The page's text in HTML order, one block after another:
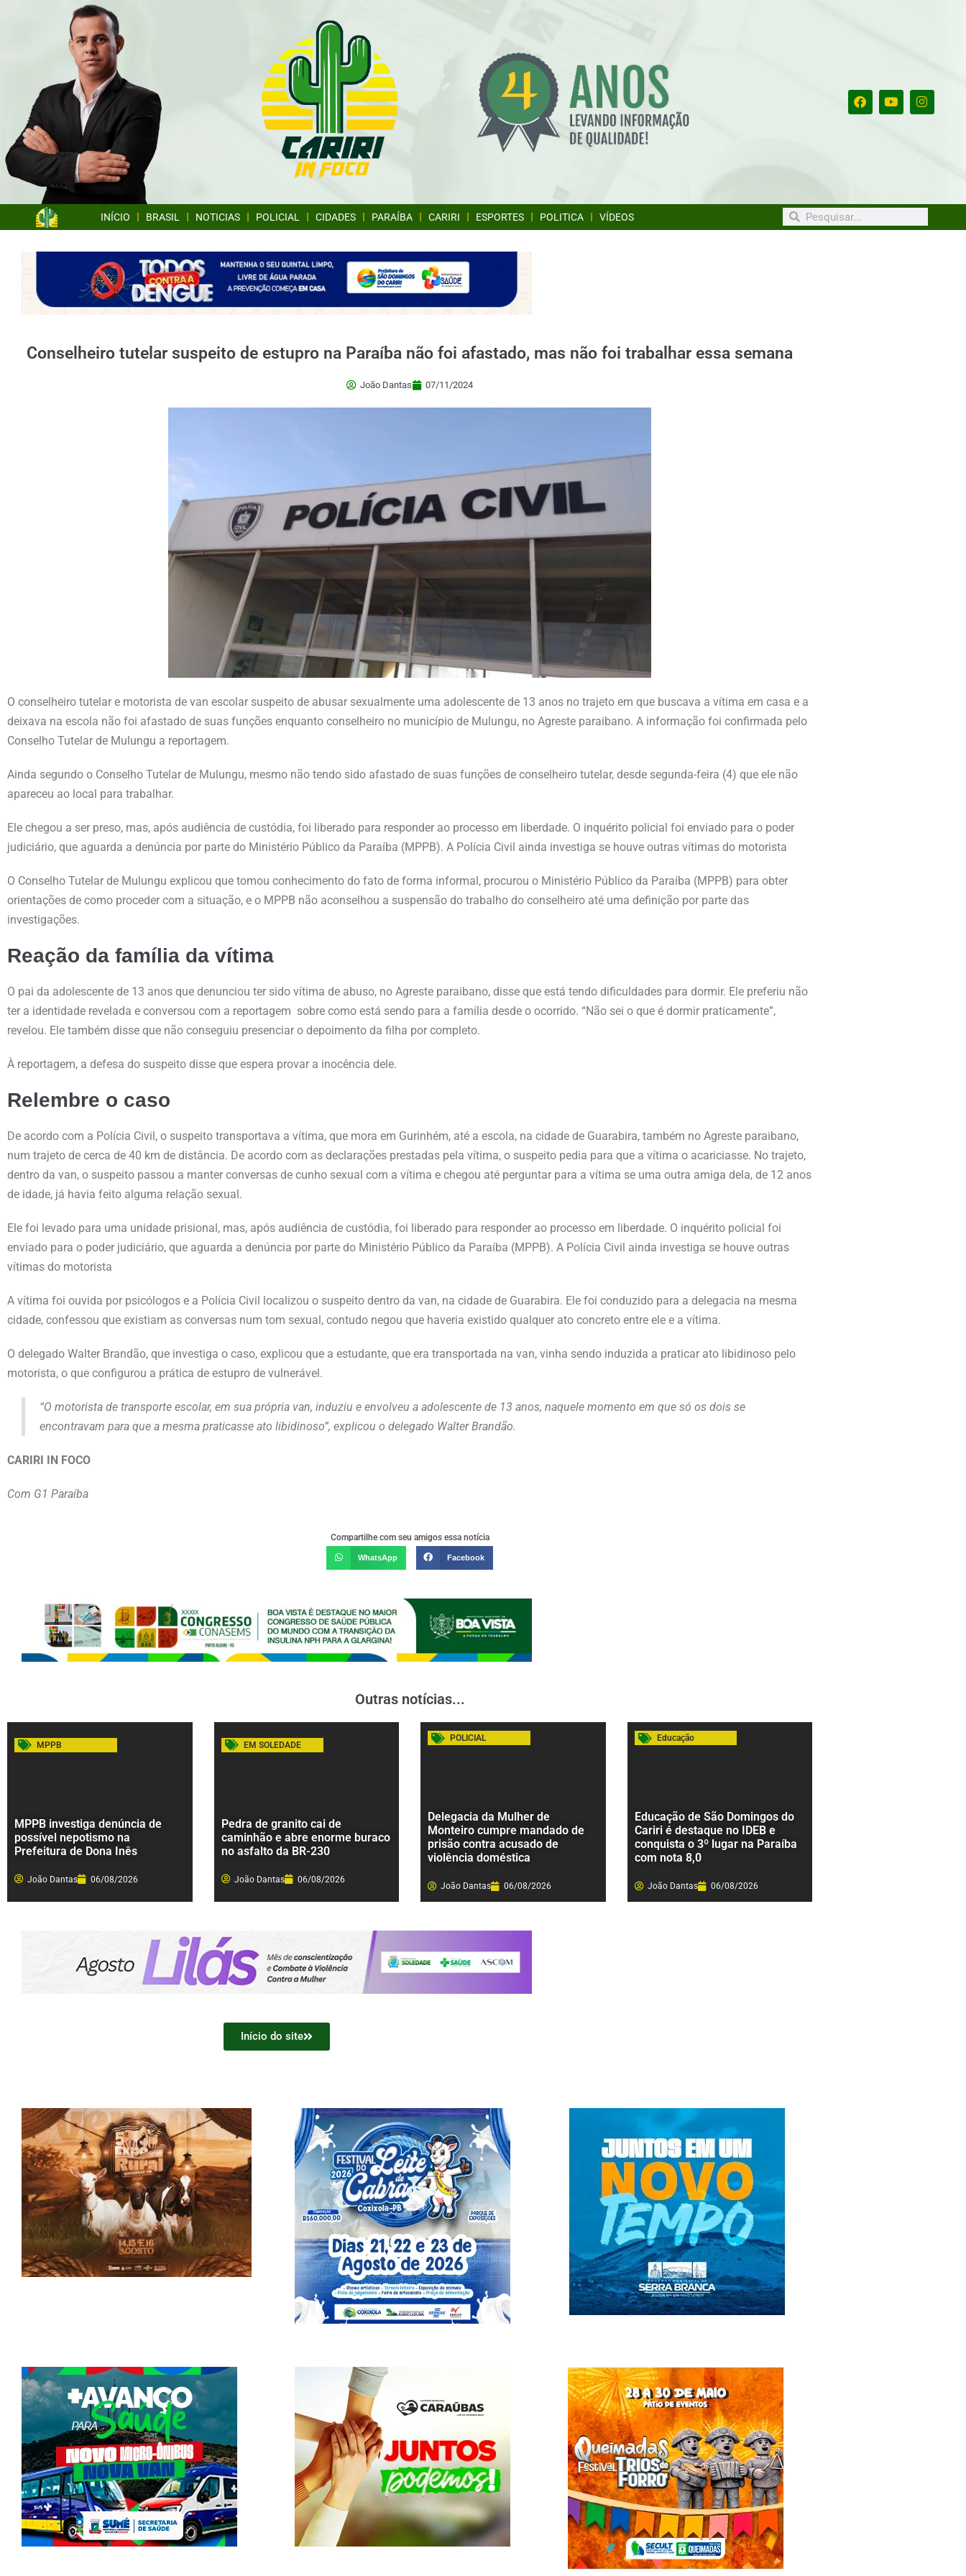
INÍCIO BRASIL NOTICIAS POLICIAL CIDADES PARAÍBA CARIRI ESPORTES POLITICA VÍDEOS
Conselheiro tutelar suspeito de estupro na Paraíba não foi afastado, mas não foi trabalhar essa semana
João Dantas 07/11/2024
O conselheiro tutelar e motorista de van escolar suspeito de abusar sexualmente uma adolescente de 13 anos no trajeto em que buscava a vítima em casa e a
deixava na escola não foi afastado de suas funções enquanto conselheiro no município de Mulungu, no Agreste paraibano. A informação foi confirmada pelo
Conselho Tutelar de Mulungu a reportagem.
Ainda segundo o Conselho Tutelar de Mulungu, mesmo não tendo sido afastado de suas funções de conselheiro tutelar, desde segunda-feira (4) que ele não
apareceu ao local para trabalhar.
Ele chegou a ser preso, mas, após audiência de custódia, foi liberado para responder ao processo em liberdade. O inquérito policial foi enviado para o poder
judiciário, que aguarda a denúncia por parte do Ministério Público da Paraíba (MPPB). A Polícia Civil ainda investiga se houve outras vítimas do motorista
O Conselho Tutelar de Mulungu explicou que tomou conhecimento do fato de forma informal, procurou o Ministério Público da Paraíba (MPPB) para obter
orientações de como proceder com a situação, e o MPPB não aconselhou a suspensão do trabalho do conselheiro até uma definição por parte das
investigações.
Reação da família da vítima
O pai da adolescente de 13 anos que denunciou ter sido vítima de abuso, no Agreste paraibano, disse que está tendo dificuldades para dormir. Ele preferiu não
ter a identidade revelada e conversou com a reportagem sobre como está sendo para a família desde o ocorrido. “Não sei o que é dormir praticamente”,
revelou. Ele também disse que não conseguiu presenciar o depoimento da filha por completo.
À reportagem, a defesa do suspeito disse que espera provar a inocência dele.
Relembre o caso
De acordo com a Polícia Civil, o suspeito transportava a vítima, que mora em Gurinhém, até a escola, na cidade de Guarabira, também no Agreste paraibano,
num trajeto de cerca de 40 km de distância. De acordo com as declarações prestadas pela vítima, o suspeito pedia para que a vítima o acariciasse. No trajeto,
dentro da van, o suspeito passou a manter conversas de cunho sexual com a vítima e chegou até perguntar para a vítima se uma outra amiga dela, de 12 anos
de idade, já havia feito alguma relação sexual.
Ele foi levado para uma unidade prisional, mas, após audiência de custódia, foi liberado para responder ao processo em liberdade. O inquérito policial foi
enviado para o poder judiciário, que aguarda a denúncia por parte do Ministério Público da Paraíba (MPPB). A Polícia Civil ainda investiga se houve outras
vítimas do motorista
A vítima foi ouvida por psicólogos e a Polícia Civil localizou o suspeito dentro da van, na cidade de Guarabira. Ele foi conduzido para a delegacia na mesma
cidade, confessou que existiam as conversas num tom sexual, contudo negou que haveria existido qualquer ato concreto entre ele e a vítima.
O delegado Walter Brandão, que investiga o caso, explicou que a estudante, que era transportada na van, vinha sendo induzida a praticar ato libidinoso pelo
motorista, o que configurou a prática de estupro de vulnerável.
“O motorista de transporte escolar, em sua própria van, induziu e envolveu a adolescente de 13 anos, naquele momento em que só os dois se
encontravam para que a mesma praticasse ato libidinoso”, explicou o delegado Walter Brandão.
CARIRI IN FOCO
Com G1 Paraíba
Compartilhe com seu amigos essa notícia
WhatsApp Facebook
Outras notícias...
MPPB
MPPB investiga denúncia de
possível nepotismo na
Prefeitura de Dona Inês
João Dantas 06/08/2026
EM SOLEDADE
Pedra de granito cai de
caminhão e abre enorme buraco
no asfalto da BR-230
João Dantas 06/08/2026
POLICIAL
Delegacia da Mulher de
Monteiro cumpre mandado de
prisão contra acusado de
violência doméstica
João Dantas 06/08/2026
Educação
Educação de São Domingos do
Cariri é destaque no IDEB e
conquista o 3º lugar na Paraíba
com nota 8,0
João Dantas 06/08/2026
Início do site